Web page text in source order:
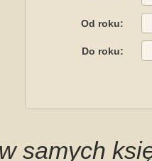
Od roku:
Do roku:
samych